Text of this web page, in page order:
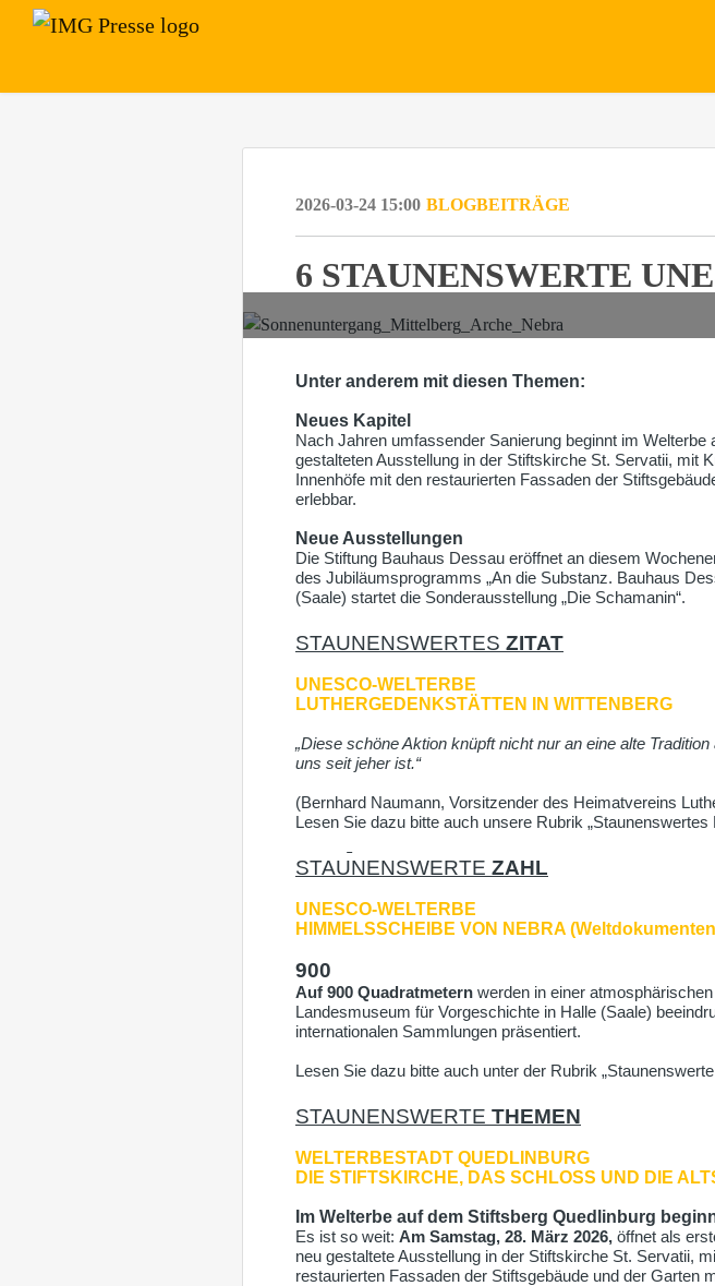
2026-03-24 15:00 BLOGBEITRÄGE
6 STAUNENSWERTE
Unter anderem mit diesen Themen:
Neues Kapitel
Nach Jahren umfassender Sanierung beginnt im
gestalteten Ausstellung in der Stiftskirche St. Servatii, mit
Innenhöfe mit den restaurierten Fassaden der
erlebbar.
Neue Ausstellungen
Die Stiftung Bauhaus Dessau eröffnet an diesem
des Jubiläumsprogramms „An die Substanz. Bauhaus
(Saale) startet die Sonderausstellung „Die Schamanin“.
STAUNENSWERTES ZITAT
UNESCO-WELTERBE
LUTHERGEDENKSTÄTTEN IN WITTENBERG
„Diese schöne Aktion knüpft nicht nur an eine alte
uns seit jeher ist.“
(Bernhard Naumann, Vorsitzender des Heimatvereins
Lesen Sie dazu bitte auch unsere Rubrik „Staunenswertes
STAUNENSWERTE ZAHL
UNESCO-WELTERBE
HIMMELSSCHEIBE VON NEBRA
900
Auf 900 Quadratmetern werden in einer
Landesmuseum für Vorgeschichte in Halle (Saale)
internationalen Sammlungen präsentiert.
Lesen Sie dazu bitte auch unter der Rubrik
STAUNENSWERTE THEMEN
WELTERBESTADT QUEDLINBURG
DIE STIFTSKIRCHE, DAS SCHLOSS UND DIE
Im Welterbe auf dem Stiftsberg Quedlinburg
Es ist so weit: Am Samstag, 28. März 2026, öffnet als
neu gestaltete Ausstellung in der Stiftskirche St. Servatii,
restaurierten Fassaden der Stiftsgebäude und der Garten